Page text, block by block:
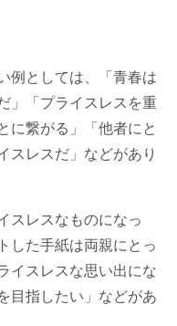
例としては、「青春は
」「プライスレスを重
に繋がる」「他者にと
スレスだ」などがあり
スレスなものになっ
した手紙は両親にとっ
イスレスな思い出にな
目指したい」などがあ